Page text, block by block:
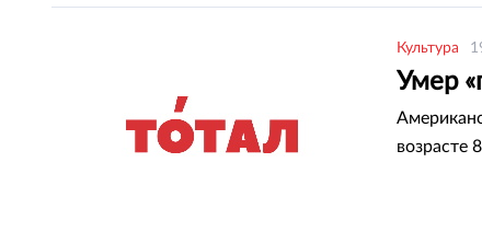
Культура
Умер
возрасте